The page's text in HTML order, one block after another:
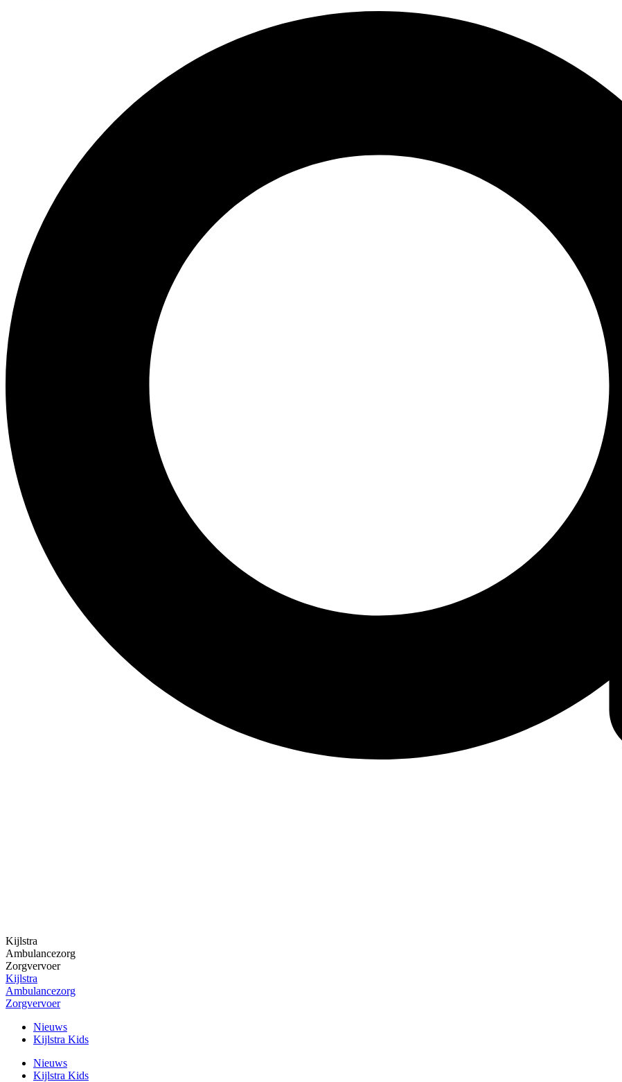
Kijlstra
Ambulancezorg
Zorgvervoer
Kijlstra
Ambulancezorg
Zorgvervoer
Nieuws
Kijlstra Kids
Nieuws
Kijlstra Kids